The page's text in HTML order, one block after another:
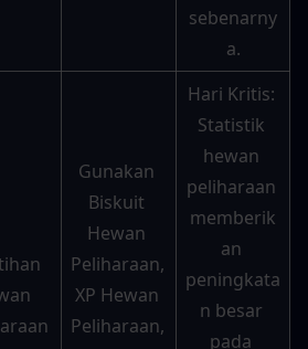
sebenarny
a.
Gunakan
Biskuit
Hewan
Peliharaan,
XP Hewan
Peliharaan,
Hari Kritis:
Statistik
hewan
peliharaan
memberik
an
peningkata
n besar
pada